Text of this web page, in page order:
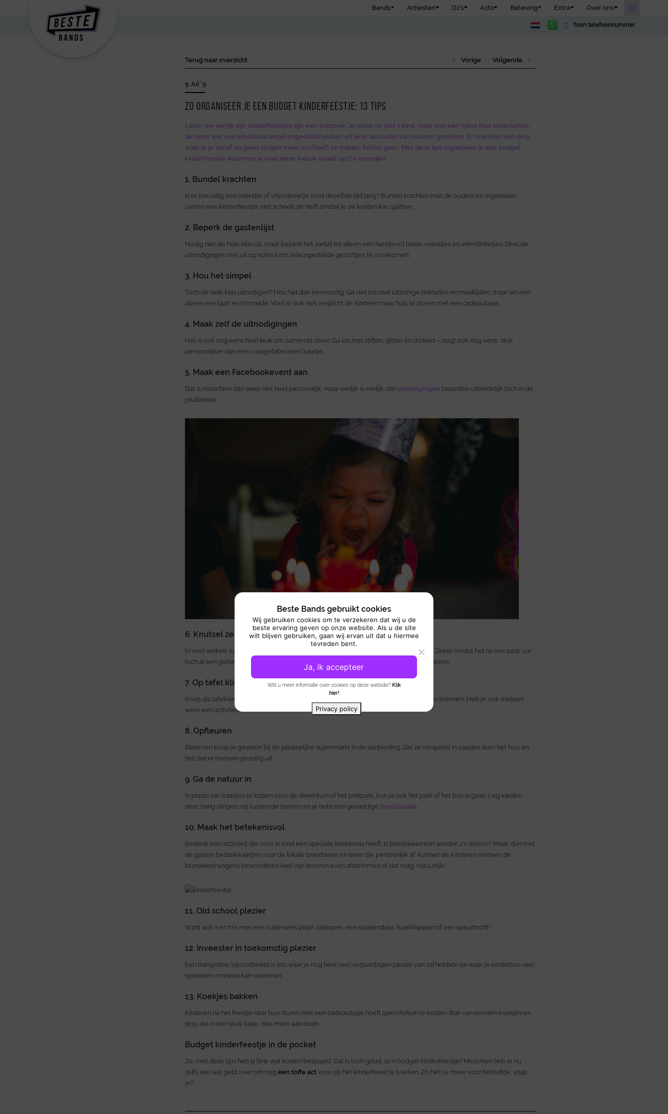
Bands Artiesten DJ’s Acts Beleving Extra Over ons
Toon telefoonnummer
Terug naar overzicht Vorige Volgende
9 Jul '9
Zo organiseer je een budget kinderfeestje: 13 tips
Laten we eerlijk zijn: kinderfeestjes zijn een warzone. Je moet nu niet 1 kind, maar wel een halve klas entertainen.
Je moet wel een eindeloos engelengeduld hebben wil je er als ouder van kunnen genieten. Er is echter één ding
waar je je vanaf nu geen zorgen meer om hoeft te maken: failliet gaan. Met deze tips organiseer je een budget
kinderfeestje waarmee je kind zeker indruk maakt op z’n vriendjes.
1. Bundel krachten
Is er toevallig een vriendje of vriendinnetje rond dezelfde tijd jarig? Bundel krachten met de ouders en organiseer
samen een kinderfeestje. Het scheelt de helft omdat je de kosten kan splitten.
2. Beperk de gastenlijst
Nodig niet de hele klas uit, maar beperk het aantal tot alleen een handjevol beste vriendjes en vriendinnetjes. Deel de
uitnodigingen niet uit op school om teleurgestelde gezichtjes te voorkomen.
3. Hou het simpel
Toch de hele klas uitnodigen? Hou het dan eenvoudig. Ga niet los met uitzinnige traktaties en maaltijden, maar serveer
alleen een taart en limonade. Voel je ook niet verplicht de kinderen naar huis te sturen met een cadeautasje.
4. Maak zelf de uitnodigingen
Het is ook nog eens heel leuk om samen te doen. Ga los met stiften, glitter en stickers – oogt ook nog eens stuk
persoonlijker dan een voorgefabriceerd kaartje.
5. Maak een Facebookevent aan
Dat is misschien dan weer niet heel persoonlijk, maar eerlijk is eerlijk: die uitnodigingen belanden uiteindelijk toch in de
prullenbak.
6. Knutsel zelf decoratie
In veel winkels kun je heel gezellig feestdecoratie kopen, maar eigenlijk is het zonde. Zeker omdat het na een paar uur
toch al een gehavende puinzooi is. Koop ballonnen en laat je kind die met stiften versieren.
7. Op tafel kliederen
Koop als tafelkleed of -loper een rol gekleurd papier waar de gasten lekker op kunnen tekenen. Heb je ook meteen
weer een activiteit.
8. Opfleuren
Bloemen koop je gewoon bij de plaatselijke supermarkt in de aanbieding. Zet ze verspreid in vaasjes door het huis en
het ziet er meteen gezellig uit.
9. Ga de natuur in
In plaats van kaartjes te kopen voor de dierentuin of het pretpark, kun je ook het park of het bos in gaan. Leg kleden
neer, hang slingers op tussen de bomen en je hebt een geweldige feestlocatie.
10. Maak het betekenisvol
Bedenk een activiteit die voor je kind een speciale betekenis heeft. Is brandweerman worden z’n droom? Maak dan met
de gasten bedankkaartjes voor de lokale brandweer en lever die persoonlijk af. Kunnen de kinderen meteen de
brandweerwagens bewonderen (wel van tevoren even afstemmen of dat mag, natuurlijk).
11. Old school plezier
Want wat is er mis met een ouderwets potje zaklopen, een stoelendans, koekhappen of een speurtocht?
12. Inveester in toekomstig plezier
Een trampoline bijvoorbeeld is iets waar je nog heel veel verjaardagen plezier van zal hebben en waar je eindeloos veel
spelletjes omheen kan verzinnen.
13. Koekjes bakken
Kinderen na het feestje naar huis sturen met een cadeautasje hoeft geen fortuin te kosten. Bak van tevoren koekjes en
stop die in een leuk tasje, niks meer aan doen.
Budget kinderfeestje in de pocket
Zo, met deze tips heb jij flink wat kosten bespaard. Dat is toch goud, zo’n budget kinderfeestje? Misschien heb je nu
zelfs wel wat geld over om nog een toffe act voor op het kinderfeest te boeken. Zo heb je meer voor hetzelfde, snap
je?
Beste Bands gebruikt cookies
Wij gebruiken cookies om te verzekeren dat wij u de
beste ervaring geven op onze website. Als u de site
wilt blijven gebruiken, gaan wij ervan uit dat u hiermee
tevreden bent.
Wilt u meer informatie over cookies op deze website? Klik
hier!
Ja, ik accepteer
Privacy policy